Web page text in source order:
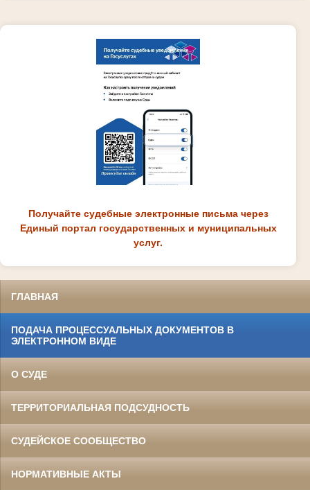
Получайте судебные электронные письма через
Единый портал государственных и муниципальных
услуг.
ГЛАВНАЯ
ПОДАЧА ПРОЦЕССУАЛЬНЫХ ДОКУМЕНТОВ В
ЭЛЕКТРОННОМ ВИДЕ
О СУДЕ
ТЕРРИТОРИАЛЬНАЯ ПОДСУДНОСТЬ
СУДЕЙСКОЕ СООБЩЕСТВО
НОРМАТИВНЫЕ АКТЫ